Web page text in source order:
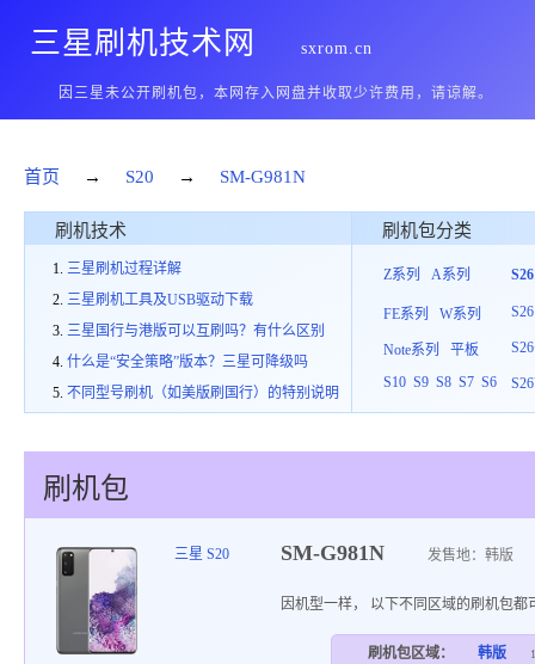
三星刷机技术网 sxrom.cn
因三星未公开刷机包，本网存入网盘并收取少许费用，请谅解。
首页 → S20 → SM-G981N
刷机技术
三星刷机过程详解
三星刷机工具及USB驱动下载
三星国行与港版可以互刷吗？有什么区别
什么是“安全策略”版本？三星可降级吗
不同型号刷机（如美版刷国行）的特别说明
刷机包分类
Z系列 A系列
FE系列 W系列
Note系列
平板
S10 S9 S8 S7 S6
S26
刷机包
三星 S20 SM-G981N 发售地：韩版
因机型一样， 以下不同区域的刷机包
刷机包区域： 韩版